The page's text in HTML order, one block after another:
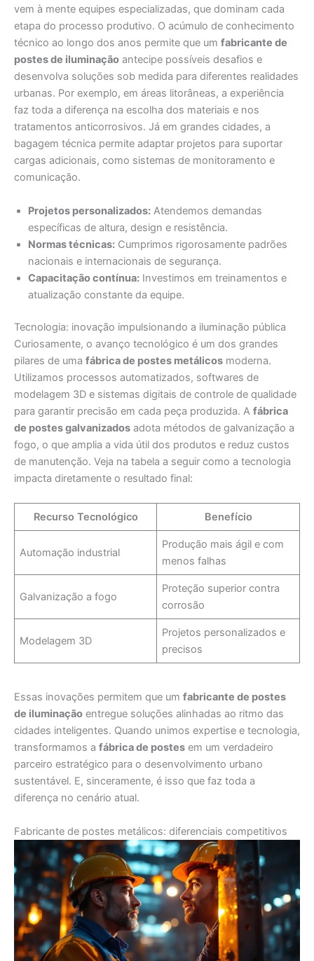
vem à mente equipes especializadas, que dominam cada
etapa do processo produtivo. O acúmulo de conhecimento
técnico ao longo dos anos permite que um fabricante de
postes de iluminação antecipe possíveis desafios e
desenvolva soluções sob medida para diferentes realidades
urbanas. Por exemplo, em áreas litorâneas, a experiência
faz toda a diferença na escolha dos materiais e nos
tratamentos anticorrosivos. Já em grandes cidades, a
bagagem técnica permite adaptar projetos para suportar
cargas adicionais, como sistemas de monitoramento e
comunicação.
Projetos personalizados: Atendemos demandas
específicas de altura, design e resistência.
Normas técnicas: Cumprimos rigorosamente padrões
nacionais e internacionais de segurança.
Capacitação contínua: Investimos em treinamentos e
atualização constante da equipe.
Tecnologia: inovação impulsionando a iluminação pública
Curiosamente, o avanço tecnológico é um dos grandes
pilares de uma fábrica de postes metálicos moderna.
Utilizamos processos automatizados, softwares de
modelagem 3D e sistemas digitais de controle de qualidade
para garantir precisão em cada peça produzida. A fábrica
de postes galvanizados adota métodos de galvanização a
fogo, o que amplia a vida útil dos produtos e reduz custos
de manutenção. Veja na tabela a seguir como a tecnologia
impacta diretamente o resultado final:
Recurso Tecnológico Benefício
Automação industrial
Produção mais ágil e com
menos falhas
Galvanização a fogo
Proteção superior contra
corrosão
Modelagem 3D
Projetos personalizados e
precisos
Essas inovações permitem que um fabricante de postes
de iluminação entregue soluções alinhadas ao ritmo das
cidades inteligentes. Quando unimos expertise e tecnologia,
transformamos a fábrica de postes em um verdadeiro
parceiro estratégico para o desenvolvimento urbano
sustentável. E, sinceramente, é isso que faz toda a
diferença no cenário atual.
Fabricante de postes metálicos: diferenciais competitivos